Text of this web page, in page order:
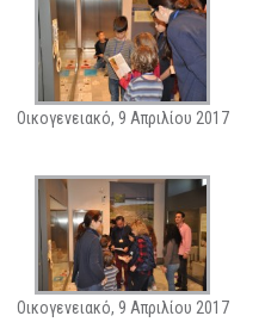
Οικογενειακό, 9 Απριλίου 2017
Οικογενειακό, 9 Απριλίου 2017